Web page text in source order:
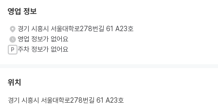
영업 정보
경기 시흥시 서울대학로278번길 61 A23호
영업 정보가 없어요
P 주차 정보가 없어요
위치
경기 시흥시 서울대학로278번길 61 A23호